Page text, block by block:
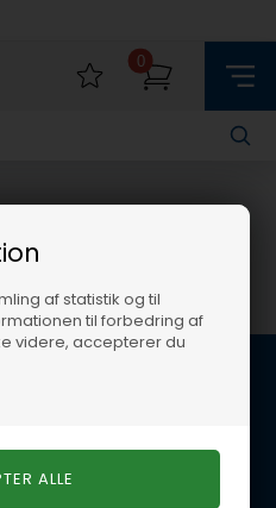
af statistik og til
til forbedring af
videre, accepterer du
0